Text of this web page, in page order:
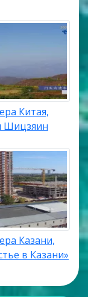
Китая,
Шицзяин
Казани,
в Казани»